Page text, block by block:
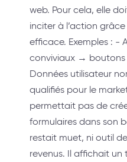
web. Pour cela, elle
inciter à l’action
efficace. Exemples : -
conviviaux → boutons
Données utilisateur
qualifiés pour le
permettait pas de
formulaires dans son
restait muet, ni outil
revenus. Il affichait